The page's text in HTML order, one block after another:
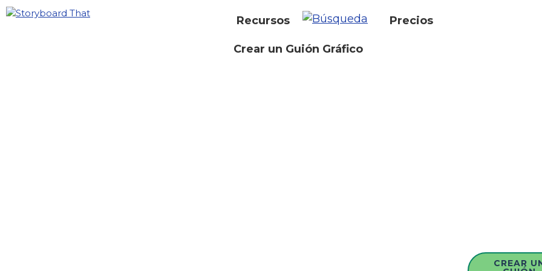
Recursos Precios
Crear un Guión Gráfico
CREAR